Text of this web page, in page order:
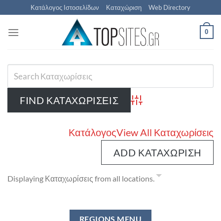
Μετάβαση
στο
περιεχόμενο
Κατάλογος Ιστοσελίδων Καταχώριση Web Directory
0
Advanced Search
ΚατάλογοςView All Καταχωρίσεις
ADD ΚΑΤΑΧΏΡΙΣΗ
Displaying Καταχωρίσεις from all locations.